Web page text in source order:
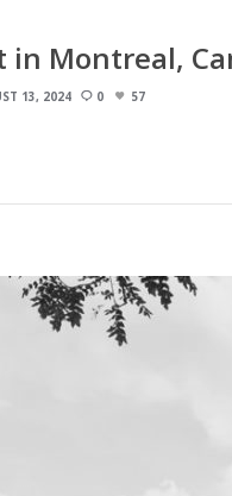
in Montreal,
13, 2024 0 57